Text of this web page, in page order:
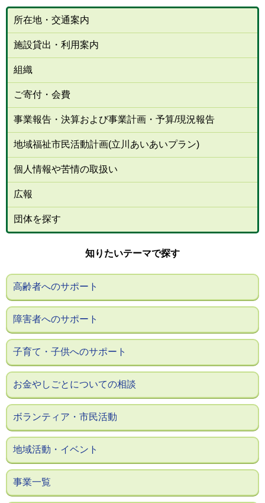
所在地・交通案内
施設貸出・利用案内
組織
ご寄付・会費
事業報告・決算および事業計画・予算/現況報告
地域福祉市民活動計画(立川あいあいプラン)
個人情報や苦情の取扱い
広報
団体を探す
知りたいテーマで探す
高齢者へのサポート
障害者へのサポート
子育て・子供へのサポート
お金やしごとについての相談
ボランティア・市民活動
地域活動・イベント
事業一覧